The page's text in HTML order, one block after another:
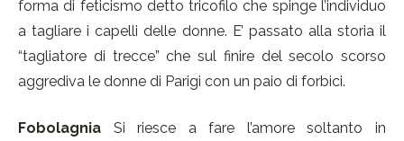
forma di feticismo detto tricofilo che spinge l’individuo
a tagliare i capelli delle donne. E’ passato alla storia il
“tagliatore di trecce” che sul finire del secolo scorso
aggrediva le donne di Parigi con un paio di forbici.
Fobolagnia Si riesce a fare l’amore soltanto in